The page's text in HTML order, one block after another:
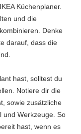
Küchenplaner.
und die
Denke
darauf, dass die
hast, solltest du
Notiere dir die
sowie zusätzliche
und Werkzeuge. So
hast, wenn es